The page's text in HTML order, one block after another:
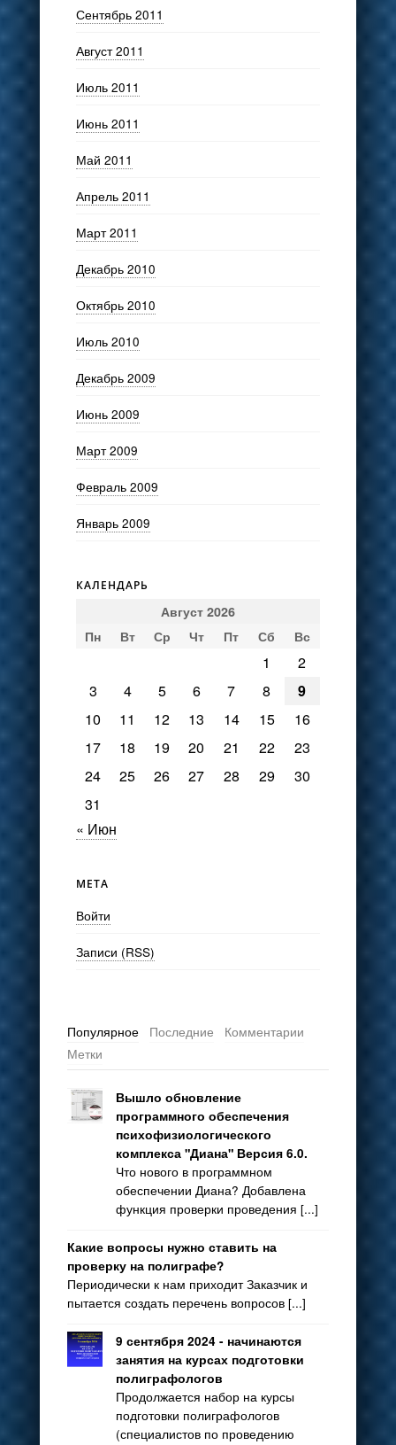
Сентябрь 2011
Август 2011
Июль 2011
Июнь 2011
Май 2011
Апрель 2011
Март 2011
Декабрь 2010
Октябрь 2010
Июль 2010
Декабрь 2009
Июнь 2009
Март 2009
Февраль 2009
Январь 2009
КАЛЕНДАРЬ
Август 2026
Пн
Вт Ср Чт Пт Сб Вс
1
2
3
4 5 6 7 8
9
10
11 12 13 14 15
16
17
18 19 20 21 22
23
24
25 26 27 28 29
30
31
« Июн
МЕТА
Войти
Записи (RSS)
Популярное Последние
Комментарии
Метки
Вышло обновление
программного обеспечения
психофизиологического
комплекса "Диана" Версия 6.0.
Что нового в программном
обеспечении Диана? Добавлена
функция проверки проведения [...]
Какие вопросы нужно ставить на
проверку на полиграфе?
Периодически к нам приходит Заказчик и
пытается создать перечень вопросов [...]
9 сентября 2024 - начинаются
занятия на курсах подготовки
полиграфологов
Продолжается набор на курсы
подготовки полиграфологов
(специалистов по проведению